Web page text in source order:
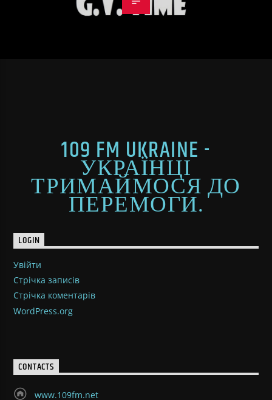
109 FM UKRAINE -
УКРАЇНЦІ
ТРИМАЙМОСЯ ДО
ПЕРЕМОГИ.
LOGIN
Увійти
Стрічка записів
Стрічка коментарів
WordPress.org
CONTACTS
www.109fm.net